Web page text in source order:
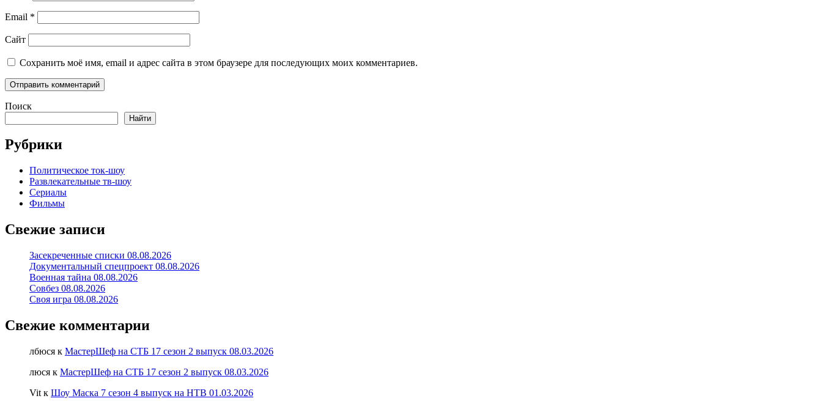
Email *
Сайт
Сохранить моё имя, email и адрес сайта в этом браузере для последующих моих комментариев.
Поиск
Найти
Рубрики
Политическое ток-шоу
Развлекательные тв-шоу
Сериалы
Фильмы
Свежие записи
Засекреченные списки 08.08.2026
Документальный спецпроект 08.08.2026
Военная тайна 08.08.2026
Совбез 08.08.2026
Своя игра 08.08.2026
Свежие комментарии
лбюся к МастерШеф на СТБ 17 сезон 2 выпуск 08.03.2026
люся к МастерШеф на СТБ 17 сезон 2 выпуск 08.03.2026
Vit к Шоу Маска 7 сезон 4 выпуск на НТВ 01.03.2026